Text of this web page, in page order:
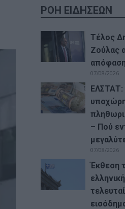
ΡΟΗ ΕΙΔΗΣΕΩΝ
Τέλος
Ζούλας
07/08/2026
ΕΛΣΤΑΤ:
– Πού
07/08/2026
Έκθεση